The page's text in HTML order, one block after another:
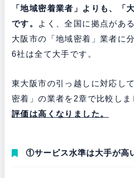
「地域密着業者」よりも、「
です。
よく、全国に拠点があ
大阪市の「地域密着」業者に
6社は全て大手です。
東大阪市の引っ越しに対応し
密着」の業者を2章で比較しま
評価は高くなりました。
①サービス水準は大手が高